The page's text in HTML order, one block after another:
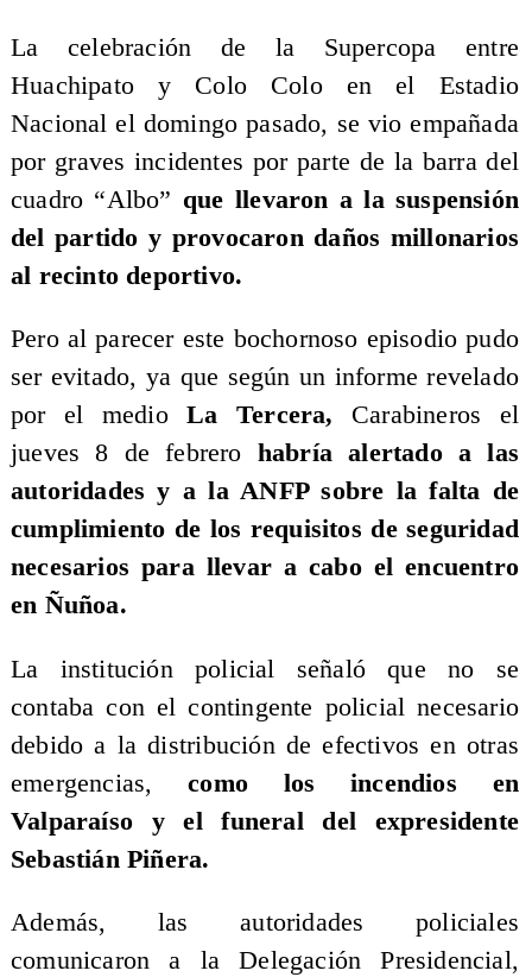
​La celebración de la Supercopa entre
Huachipato y Colo Colo en el Estadio
Nacional el domingo pasado, se vio empañada
por graves incidentes por parte de la barra del
cuadro “Albo” que llevaron a la suspensión
del partido y provocaron daños millonarios
al recinto deportivo.
Pero al parecer este bochornoso episodio pudo
ser evitado, ya que según un informe revelado
por el medioLa Tercera, Carabineros el
jueves 8 de febrero habría alertado a las
autoridades y a la ANFP sobre la falta de
cumplimiento de los requisitos de seguridad
necesarios para llevar a cabo el encuentro
en Ñuñoa.
La institución policial señaló que no se
contaba con el contingente policial necesario
debido a la distribución de efectivos en otras
emergencias, como los incendios en
Valparaíso y el funeral del expresidente
Sebastián Piñera.
Además, las autoridades policiales
comunicaron a la Delegación Presidencial,